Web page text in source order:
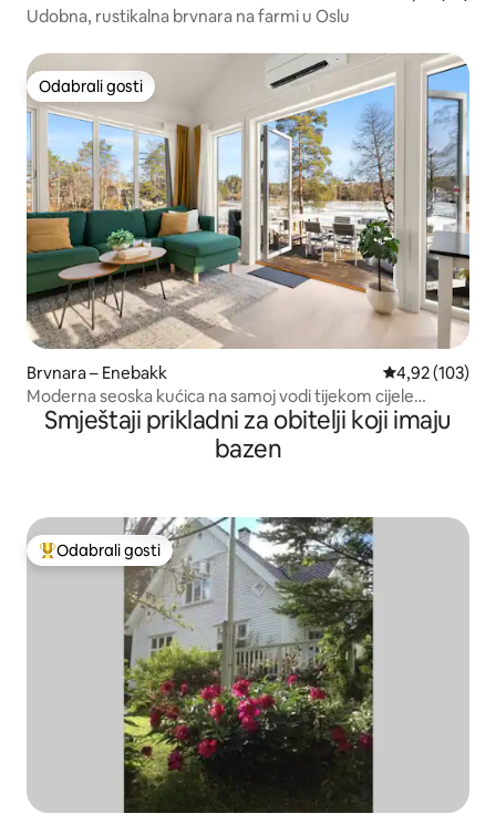
Udobna, rustikalna brvnara na farmi u Oslu
Odabrali gosti
Odabrali gosti
Brvnara – Enebakk Prosječna
4,92 (103)
Moderna seoska kućica na samoj vodi tijekom cijele
godine!
Smještaji prikladni za obitelji koji imaju
bazen
Među najviše rangiranima s oznakom „Odabrali gosti”
Odabrali gosti